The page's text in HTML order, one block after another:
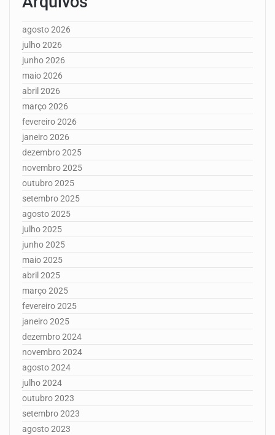
agosto 2026
julho 2026
junho 2026
maio 2026
abril 2026
março 2026
fevereiro 2026
janeiro 2026
dezembro 2025
novembro 2025
outubro 2025
setembro 2025
agosto 2025
julho 2025
junho 2025
maio 2025
abril 2025
março 2025
fevereiro 2025
janeiro 2025
dezembro 2024
novembro 2024
agosto 2024
julho 2024
outubro 2023
setembro 2023
agosto 2023